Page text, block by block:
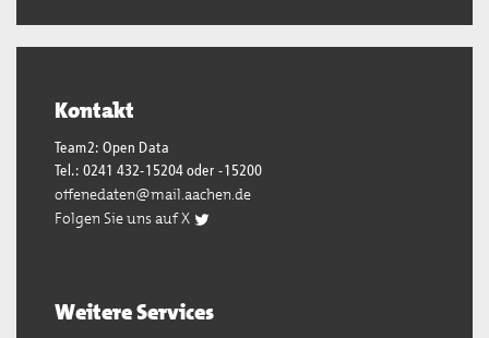
Kontakt
Team2: Open Data
Tel.: 0241 432-15204 oder -15200
offenedaten@mail.aachen.de
Folgen Sie uns auf X
Weitere Services